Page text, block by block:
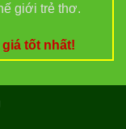
giới trẻ thơ.
tốt nhất!